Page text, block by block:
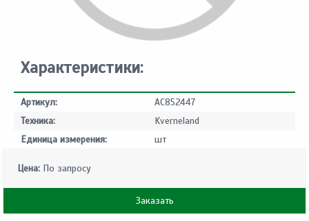
Характеристики:
Артикул:
AC852447
Техника:
Kverneland
Единица измерения:
шт
Цена: По запросу
Заказать